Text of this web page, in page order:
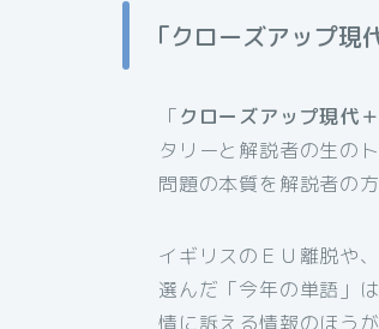
「クローズアップ現
「クローズアップ現代＋
タリーと解説者の生の
問題の本質を解説者の
イギリスのＥＵ離脱や
選んだ「今年の単語」
情に訴える情報のほう